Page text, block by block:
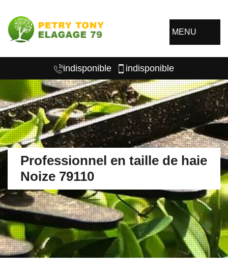
MENU
indisponible indisponible
Professionnel en taille de haie
Noize 79110